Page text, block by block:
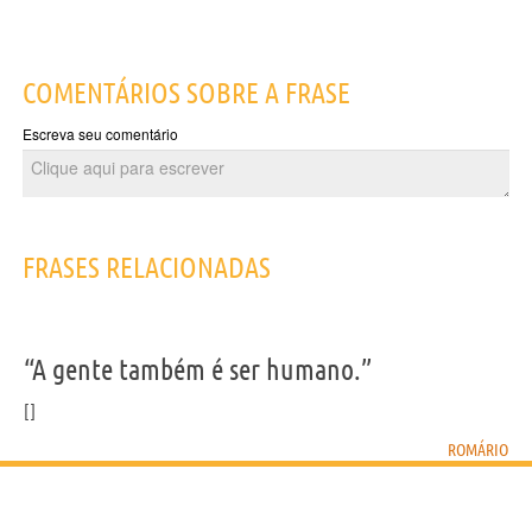
COMENTÁRIOS SOBRE A FRASE
Escreva seu comentário
FRASES RELACIONADAS
“A gente também é ser humano.”
ROMÁRIO